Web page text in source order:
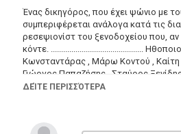
Ένας δικηγόρος, που έχει ψώνιο με
συμπεριφέρεται ανάλογα κατά τις
ρεσεψιονίστ του ξενοδοχείου που,
κόντε. .............................................
Κωνσταντάρας , Μάρω Κοντού , Καίτη
Γιώργος Παπαζήσης , Σταύρος
Γιώργος Μπάρτης , Βάσος Αδριανός ,
Μιχαηλίδης , Ντίνος Δημόπουλο
ΔΕΊΤΕ ΠΕΡΙΣΣΌΤΕΡΑ